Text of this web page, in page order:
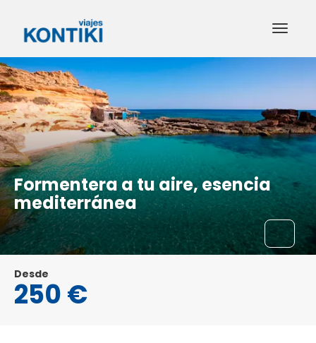
Formentera a tu aire, esencia
mediterránea
Desde
250 €